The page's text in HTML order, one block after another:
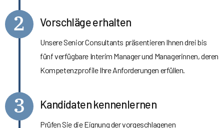
2 Vorschläge erhalten
Unsere Senior Consultants präsentieren Ihnen drei bis
fünf verfügbare Interim Manager und Managerinnen, deren
Kompetenzprofile Ihre Anforderungen erfüllen.
3 Kandidaten kennenlernen
Prüfen Sie die Eignung der vorgeschlagenen